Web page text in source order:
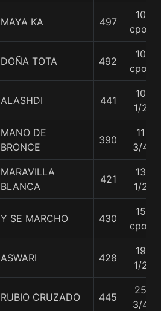
MAYA KA 497
10
cpos
DOÑA TOTA 492
10
cpos
ALASHDI 441
10
1/2
MANO DE
BRONCE
390
11
3/4
MARAVILLA
BLANCA
421
13
1/2
Y SE MARCHO 430
15
cpos
ASWARI 428
19
1/2
RUBIO CRUZADO 445
25
3/4